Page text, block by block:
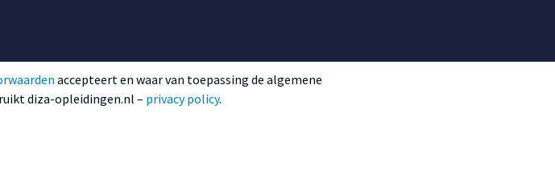
accepteert en waar van toepassing de algemene
diza-opleidingen.nl – privacy policy.